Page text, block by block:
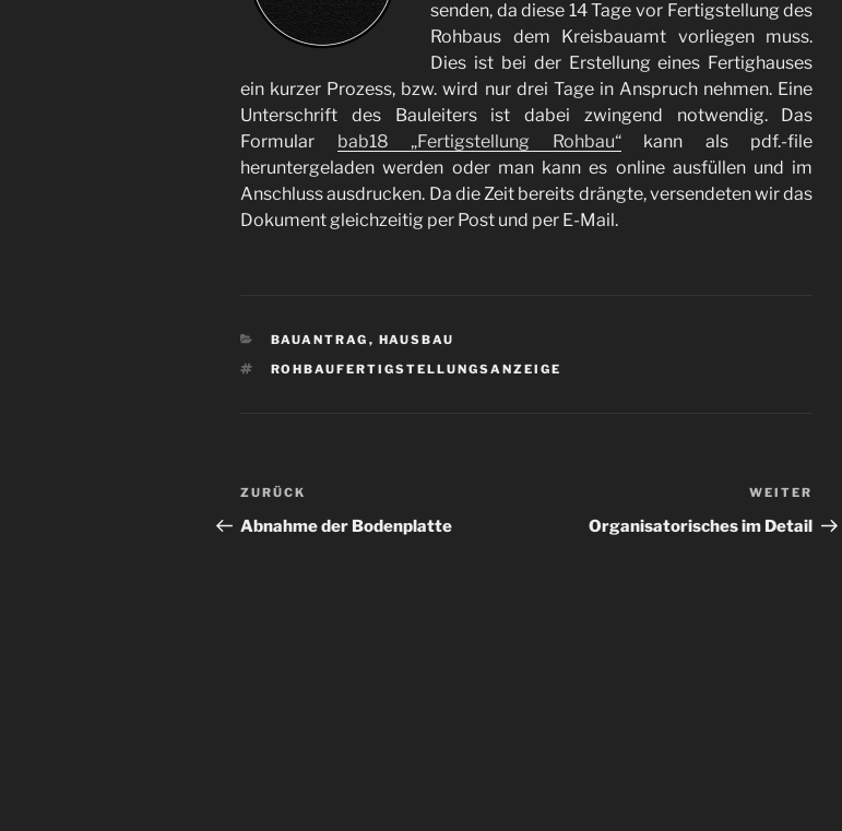
senden, da diese 14 Tage vor Fertigstellung des
Rohbaus dem Kreisbauamt vorliegen muss.
Dies ist bei der Erstellung eines Fertighauses
ein kurzer Prozess, bzw. wird nur drei Tage in Anspruch nehmen. Eine
Unterschrift des Bauleiters ist dabei zwingend notwendig. Das
Formular
bab18 „Fertigstellung Rohbau“kann als pdf.-file
heruntergeladen werden oder man kann es online ausfüllen und im
Anschluss ausdrucken. Da die Zeit bereits drängte, versendeten wir das
Dokument gleichzeitig per Post und per E-Mail.
KATEGORIEN
BAUANTRAG , HAUSBAU
SCHLAGWÖRTER
ROHBAUFERTIGSTELLUNGSANZEIGE
Beitragsnavigation
Vorheriger
Beitrag
ZURÜCK
Abnahme der Bodenplatte
WEITER
Organisatorisches im Detail